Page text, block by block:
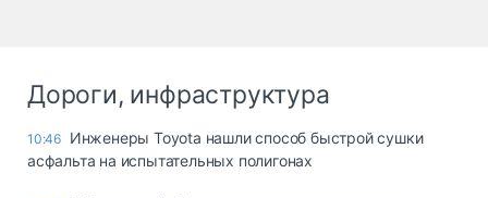
Дороги, инфраструктура
10:46 Инженеры Toyota нашли способ быстрой сушки
асфальта на испытательных полигонах